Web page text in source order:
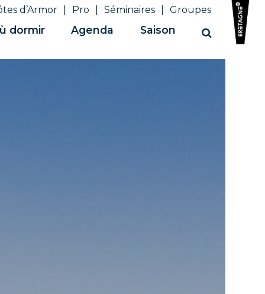
d’Armor Pro Séminaires Groupes
dormir Agenda Saison